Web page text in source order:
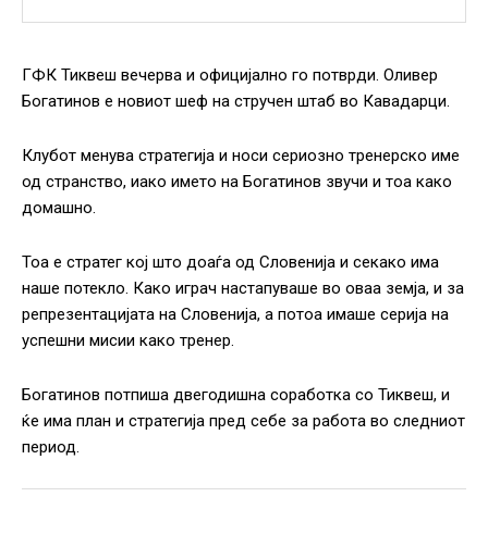
ГФК Тиквеш вечерва и официјално го потврди. Оливер
Богатинов е новиот шеф на стручен штаб во Кавадарци.
Клубот менува стратегија и носи сериозно тренерско име
од странство, иако името на Богатинов звучи и тоа како
домашно.
Тоа е стратег кој што доаѓа од Словенија и секако има
наше потекло. Како играч настапуваше во оваа земја, и за
репрезентацијата на Словенија, а потоа имаше серија на
успешни мисии како тренер.
Богатинов потпиша двегодишна соработка со Тиквеш, и
ќе има план и стратегија пред себе за работа во следниот
период.